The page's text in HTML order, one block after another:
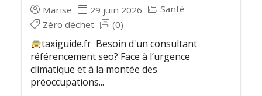
Marise 29 juin 2026
Santé
Zéro déchet
(0)
taxiguide.fr Besoin d'un consultant
référencement seo? Face à l’urgence
climatique et à la montée des
préoccupations...